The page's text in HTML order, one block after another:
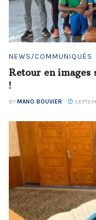
NEWS/COMMUNIQUÉS
Retour en
!
BYMANO BOUVIER